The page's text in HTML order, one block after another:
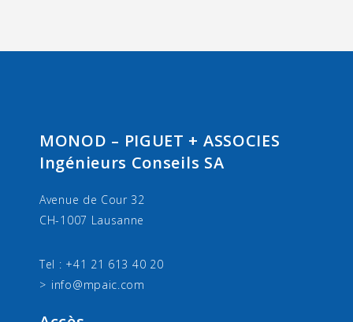
MONOD – PIGUET + ASSOCIES
Ingénieurs Conseils SA
Avenue de Cour 32
CH-1007 Lausanne
Tel : +41 21 613 40 20
info@mpaic.com